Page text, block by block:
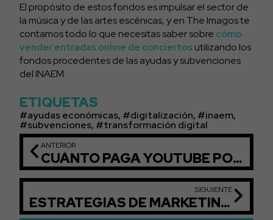
El propósito de estos fondos es impulsar el sector de
la música y de las artes escénicas, y en The Imagos te
contamos todo lo que necesitas saber sobre cómo
vender entradas online de conciertosutilizando los
fondos procedentes de las ayudas y subvenciones
del INAEM.
ETIQUETAS
ayudas económicas, digitalización, inaem,
subvenciones, transformación digital
ANTERIOR
CUÁNTO PAGA YOUTUBE POR VISUALIZACIONES
SIGUIENTE
ESTRATEGIAS DE MARKETING MUSICAL